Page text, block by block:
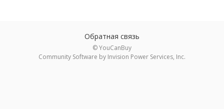
Обратная связь
© YouCanBuy
Community Software by Invision Power Services, Inc.